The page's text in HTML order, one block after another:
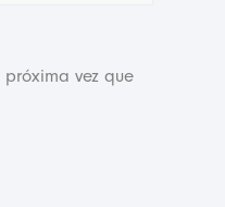
vez que